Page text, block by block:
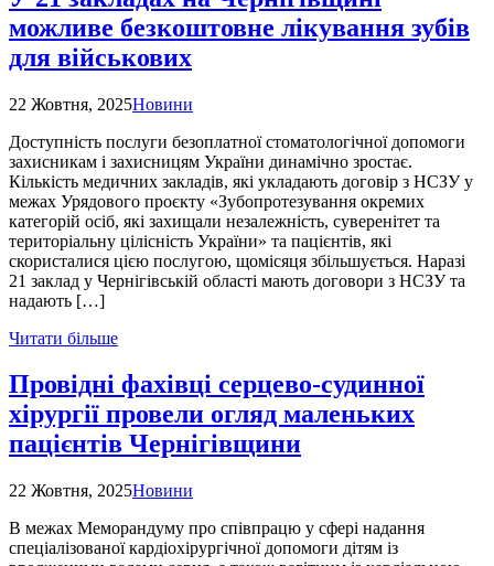
можливе безкоштовне лікування зубів
для військових
22 Жовтня, 2025Новини
Доступність послуги безоплатної стоматологічної допомоги
захисникам і захисницям України динамічно зростає.
Кількість медичних закладів, які укладають договір з НСЗУ у
межах Урядового проєкту «Зубопротезування окремих
категорій осіб, які захищали незалежність, суверенітет та
територіальну цілісність України» та пацієнтів, які
скористалися цією послугою, щомісяця збільшується. Наразі
21 заклад у Чернігівській області мають договори з НСЗУ та
надають […]
Читати більше
Провідні фахівці серцево-судинної
хірургії провели огляд маленьких
пацієнтів Чернігівщини
22 Жовтня, 2025Новини
В межах Меморандуму про співпрацю у сфері надання
спеціалізованої кардіохірургічної допомоги дітям із